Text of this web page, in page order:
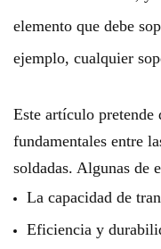
elemento que debe
ejemplo, cualquier
Este artículo pretende
fundamentales entre
soldadas. Algunas de
La capacidad de
Eficiencia y